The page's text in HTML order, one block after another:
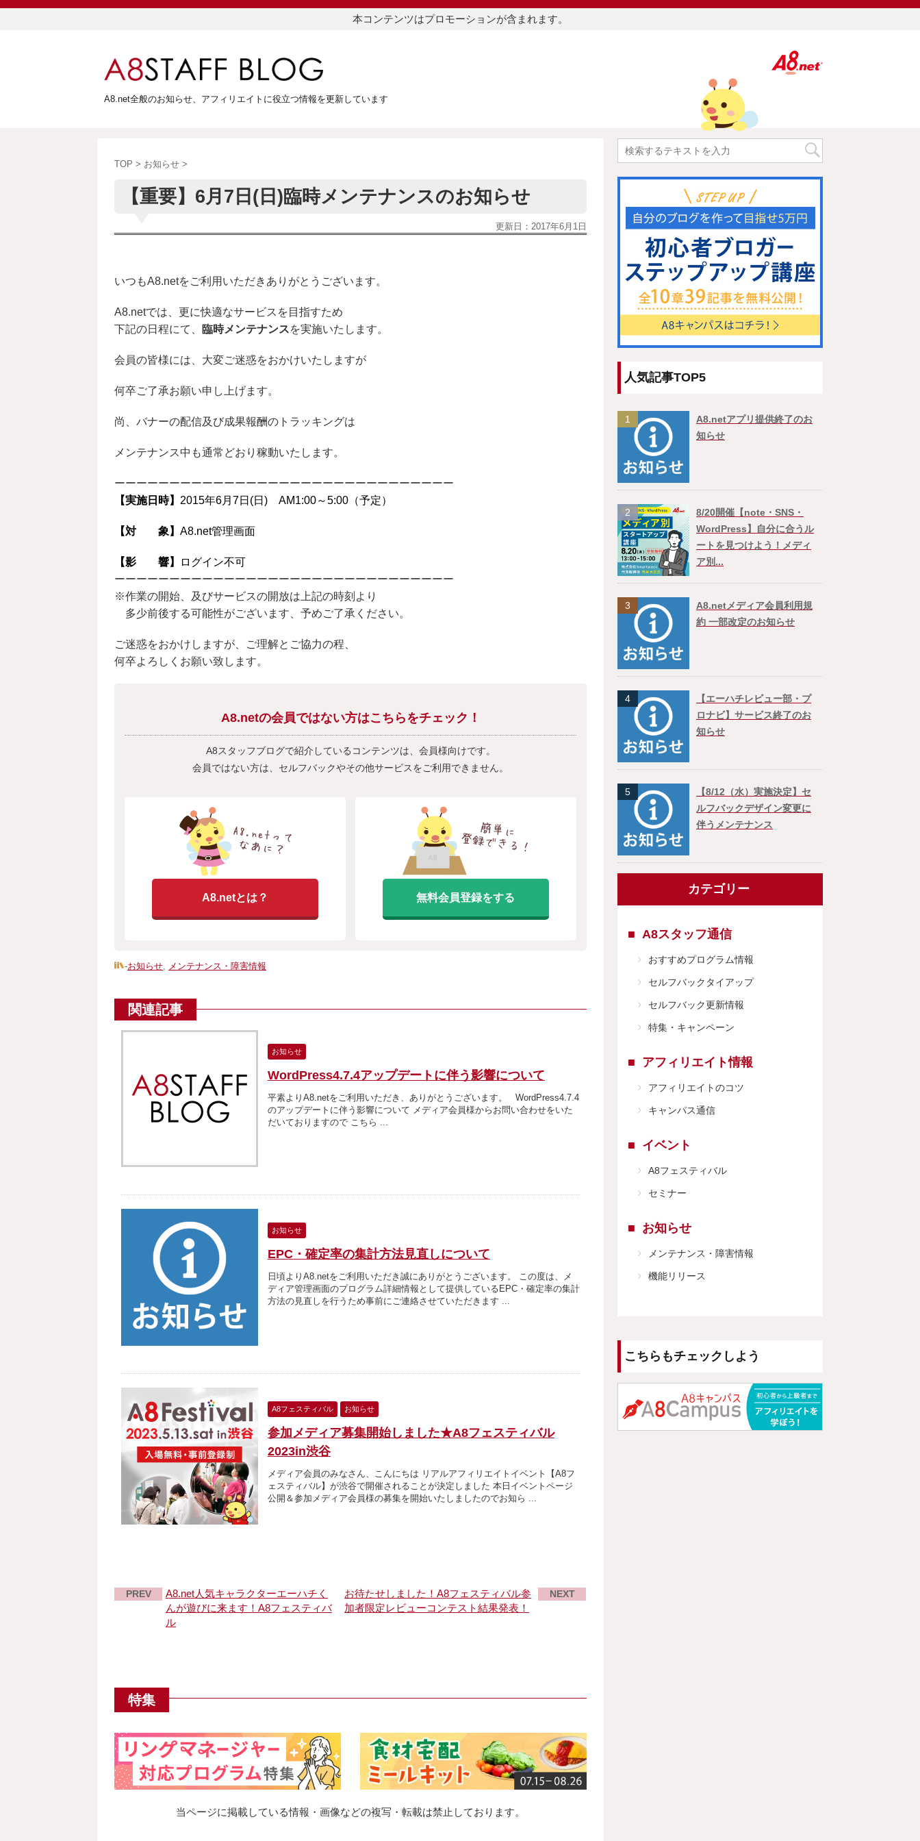
本コンテンツはプロモーションが含まれます。
A8.net全般のお知らせ、アフィリエイトに役立つ情報を更新しています
TOP > お知らせ >
【重要】6月7日(日)臨時メンテナンスのお知らせ
更新日： 2017年6月1日
いつもA8.netをご利用いただきありがとうございます。
A8.netでは、更に快適なサービスを目指すため
下記の日程にて、
臨時メンテナンスを実施いたします。
会員の皆様には、大変ご迷惑をおかけいたしますが
何卒ご了承お願い申し上げます。
尚、バナーの配信及び成果報酬のトラッキングは
メンテナンス中も通常どおり稼動いたします。
ーーーーーーーーーーーーーーーーーーーーーーーーーーーーーーー
【実施日時】 2015年6月7日(日) AM1:00～5:00（予定）
【対 象】 A8.net管理画面
【影 響】
ログイン不可
ーーーーーーーーーーーーーーーーーーーーーーーーーーーーーーー
※作業の開始、及びサービスの開放は上記の時刻より
多少前後する可能性がございます、予めご了承ください。
ご迷惑をおかけしますが、ご理解とご協力の程、
何卒よろしくお願い致します。
A8.netの会員ではない方はこちらをチェック！
A8スタッフブログで紹介しているコンテンツは、会員様向けです。
会員ではない方は、セルフバックやその他サービスをご利用できません。
A8.netとは？ 無料会員登録をする
-お知らせ, メンテナンス・障害情報
関連記事
お知らせ
WordPress4.7.4アップデートに伴う影響について
平素よりA8.netをご利用いただき、ありがとうございます。 WordPress4.7.4
のアップデートに伴う影響について メディア会員様からお問い合わせをいた
だいておりますので こちら ...
お知らせ
EPC・確定率の集計方法見直しについて
日頃よりA8.netをご利用いただき誠にありがとうございます。 この度は、メ
ディア管理画面のプログラム詳細情報として提供しているEPC・確定率の集計
方法の見直しを行うため事前にご連絡させていただきます ...
A8フェスティバル お知らせ
参加メディア募集開始しました★A8フェスティバル
2023in渋谷
メディア会員のみなさん、こんにちは リアルアフィリエイトイベント【A8フ
ェスティバル】が渋谷で開催されることが決定しました 本日イベントページ
公開＆参加メディア会員様の募集を開始いたしましたのでお知ら ...
PREV
A8.net人気キャラクターエーハチく
んが遊びに来ます！A8フェスティバ
ル
お待たせしました！A8フェスティバル参
加者限定レビューコンテスト結果発表！
NEXT
特集
当ページに掲載している情報・画像などの複写・転載は禁止しております。
人気記事TOP5
1
A8.netアプリ提供終了のお
知らせ
2
8/20開催【note・SNS・
WordPress】自分に合うル
ートを見つけよう！メディ
ア別...
3
A8.netメディア会員利用規
約 一部改定のお知らせ
4
【エーハチレビュー部・プ
ロナビ】サービス終了のお
知らせ
5
【8/12（水）実施決定】セ
ルフバックデザイン変更に
伴うメンテナンス
カテゴリー
A8スタッフ通信
おすすめプログラム情報
セルフバックタイアップ
セルフバック更新情報
特集・キャンペーン
アフィリエイト情報
アフィリエイトのコツ
キャンパス通信
イベント
A8フェスティバル
セミナー
お知らせ
メンテナンス・障害情報
機能リリース
こちらもチェックしよう